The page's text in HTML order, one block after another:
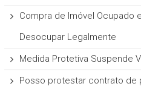
Compra de Imóvel Ocupado
Desocupar Legalmente
Medida Protetiva Suspende
Posso protestar contrato de